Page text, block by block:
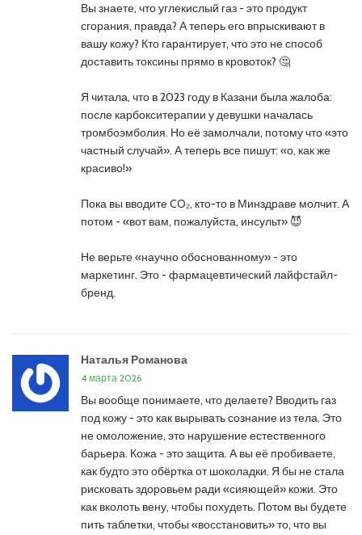
Вы знаете, что углекислый газ - это продукт
сгорания, правда? А теперь его впрыскивают в
вашу кожу? Кто гарантирует, что это не способ
доставить токсины прямо в кровоток? 🤔
Я читала, что в 2023 году в Казани была жалоба:
после карбокситерапии у девушки началась
тромбоэмболия. Но её замолчали, потому что «это
частный случай». А теперь все пишут: «о, как же
красиво!»
Пока вы вводите CO₂, кто-то в Минздраве молчит. А
потом - «вот вам, пожалуйста, инсульт» 😈
Не верьте «научно обоснованному» - это
маркетинг. Это - фармацевтический лайфстайл-
бренд.
Наталья Романова
4 марта 2026
Вы вообще понимаете, что делаете? Вводить газ
под кожу - это как вырывать сознание из тела. Это
не омоложение, это нарушение естественного
барьера. Кожа - это защита. А вы её пробиваете,
как будто это обёртка от шоколадки. Я бы не стала
рисковать здоровьем ради «сияющей» кожи. Это
как вколоть вену, чтобы похудеть. Потом вы будете
пить таблетки, чтобы «восстановить» то, что вы